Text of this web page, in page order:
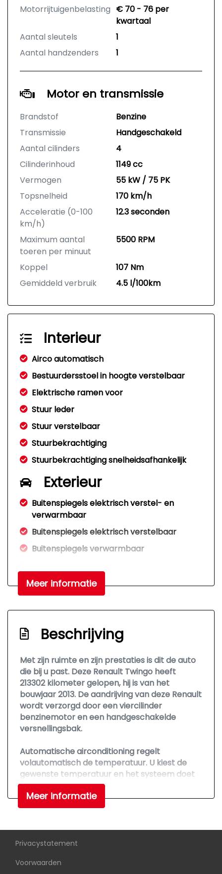
Motorrijtuigenbelasting € 70 - 76 per
kwartaal
Aantal sleutels
1
Aantal handzenders
1
Motor en transmissie
Brandstof
Benzine
Transmissie
Handgeschakeld
Aantal cilinders
4
Cilinderinhoud
1149 cc
Vermogen
55 kW / 75 PK
Topsnelheid
170 km/h
Acceleratie (0-100
km/h)
12.3 seconden
Maximum aantal
toeren per minuut
5500 RPM
Koppel
107 Nm
Gemiddeld verbruik
4.5 l/100km
Interieur
Airco automatisch
Bestuurdersstoel in hoogte verstelbaar
Elektrische ramen voor
Stuur leder
Stuur verstelbaar
Stuurbekrachtiging
Stuurbekrachtiging snelheidsafhankelijk
Exterieur
Buitenspiegels elektrisch verstel- en
verwarmbaar
Buitenspiegels elektrisch verstelbaar
Buitenspiegels verwarmbaar
afstandsbediening
Mistlampen voor
Overige
Anti blokkeer systeem
Bestuurdersairbag
Bluetooth
Passagiersairbag
Zij airbag(s) voor
Meer informatie
Beschrijving
Met zijn ruimte en zijn prestaties is dit de auto
die bij u past. Deze Renault Twingo heeft
213302 kilometer gelopen, hij is van het
bouwjaar 2013. De aandrijving van deze Renault
wordt verzorgd door een viercilinder
benzinemotor en een handgeschakelde
versnellingsbak.
Automatische airconditioning regelt
volautomatisch de temperatuur. U kiest de
gewenste temperatuur en het systeem doet
de rest. Kilometers rijden met een exacte
snelheid? Dan is de cruise control je vriend!
Deze Renault is voorzien van lederen stuur,
afstandsbediening en boordcomputer.
BOVAG Garantie. Nieuwsgierig geworden?
Meer informatie
Privacystatement
Voorwaarden